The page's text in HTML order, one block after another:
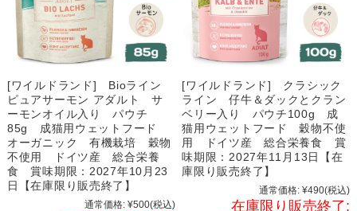
[ワイルドランド] Bioライン
ピュアサーモン アダルト サ
ーモンオイル入り パウチ
85g 成猫用ウェットフード
オーガニック 有機栽培 穀物
不使用 ドイツ産 総合栄養
食 賞味期限：2027年10月23
日【在庫限り販売終了】
通常価格: ¥500(税込)
[ワイルドランド] クラシック
ライン 仔牛＆ダックとクラン
ベリー入り パウチ100g 成
猫用ウェットフード 穀物不使
用 ドイツ産 総合栄養食 賞
味期限：2027年11月13日【在
庫限り販売終了】
通常価格: ¥490(税込)
在庫限り販売終了: